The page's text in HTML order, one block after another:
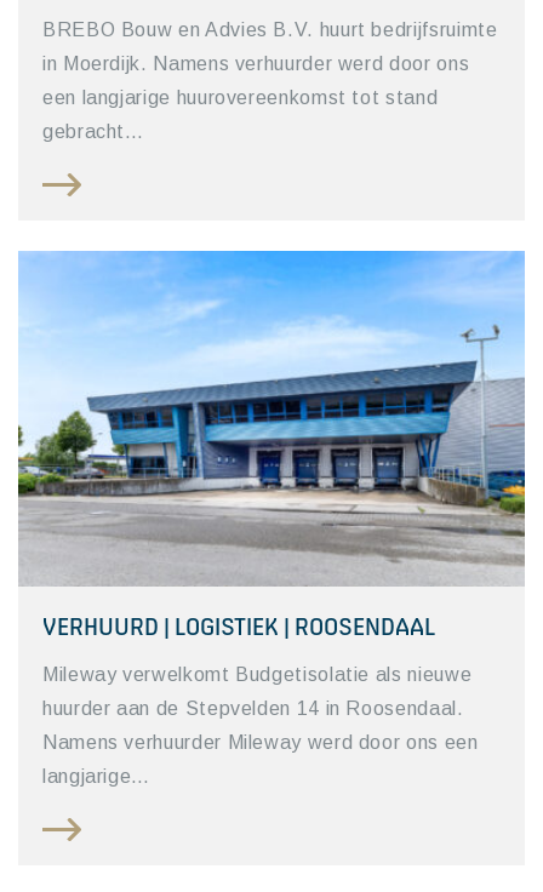
BREBO Bouw en Advies B.V. huurt bedrijfsruimte
in Moerdijk. Namens verhuurder werd door ons
een langjarige huurovereenkomst tot stand
gebracht…
VERHUURD | LOGISTIEK | ROOSENDAAL
Mileway verwelkomt Budgetisolatie als nieuwe
huurder aan de Stepvelden 14 in Roosendaal.
Namens verhuurder Mileway werd door ons een
langjarige…